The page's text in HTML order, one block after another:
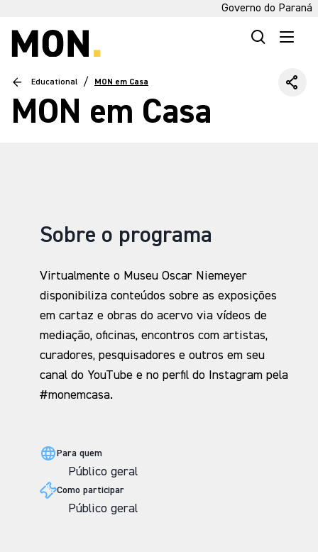
Governo do Paraná
Educational / MON em Casa
MON em Casa
Sobre o programa
Virtualmente o Museu Oscar Niemeyer
disponibiliza conteúdos sobre as exposições
em cartaz e obras do acervo via vídeos de
mediação, oficinas, encontros com artistas,
curadores, pesquisadores e outros em seu
canal do YouTube e no perfil do Instagram pela
#monemcasa.
Para quem
Público geral
Como participar
Público geral